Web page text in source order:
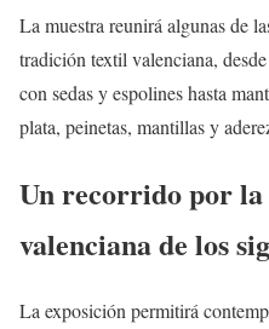
La muestra reunirá algunas de
tradición textil valenciana,
con sedas y espolines hasta
plata, peinetas, mantillas y
Un recorrido por la
valenciana de los
La exposición permitirá